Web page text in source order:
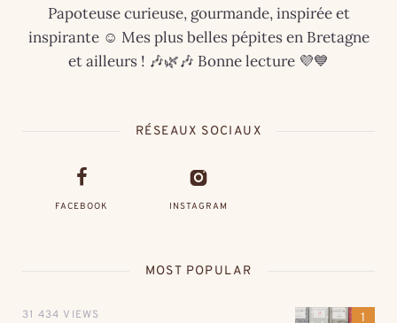
Papoteuse curieuse, gourmande, inspirée et
inspirante ☺️ Mes plus belles pépites en Bretagne
et ailleurs ! 🎶🌿🎶 Bonne lecture 💜💙
RÉSEAUX SOCIAUX
FACEBOOK INSTAGRAM
MOST POPULAR
31 434 VIEWS